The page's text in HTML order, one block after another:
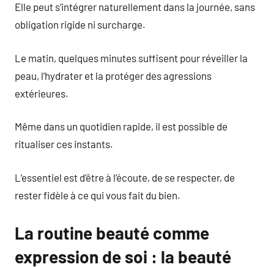
Elle peut s’intégrer naturellement dans la journée, sans
obligation rigide ni surcharge.
Le matin, quelques minutes suffisent pour réveiller la
peau, l’hydrater et la protéger des agressions
extérieures.
Même dans un quotidien rapide, il est possible de
ritualiser ces instants.
L’essentiel est d’être à l’écoute, de se respecter, de
rester fidèle à ce qui vous fait du bien.
La routine beauté comme
expression de soi : la beauté